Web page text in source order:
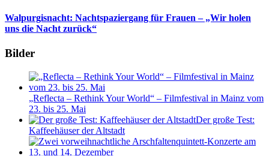
Walpurgisnacht: Nachtspaziergang für Frauen – „Wir holen
uns die Nacht zurück“
Bilder
„Reflecta – Rethink Your World“ – Filmfestival in Mainz vom
23. bis 25. Mai
Der große Test:
Kaffeehäuser der Altstadt